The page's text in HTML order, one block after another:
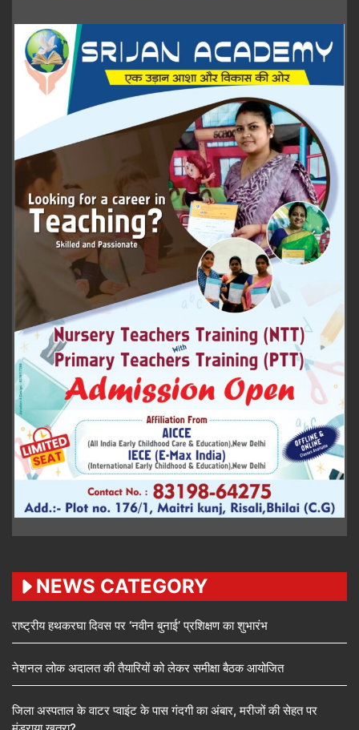
NEWS CATEGORY
राष्ट्रीय हथकरघा दिवस पर ‘नवीन बुनाई’ प्रशिक्षण का शुभारंभ
नेशनल लोक अदालत की तैयारियों को लेकर समीक्षा बैठक आयोजित
जिला अस्पताल के वाटर प्वाइंट के पास गंदगी का अंबार, मरीजों की सेहत पर